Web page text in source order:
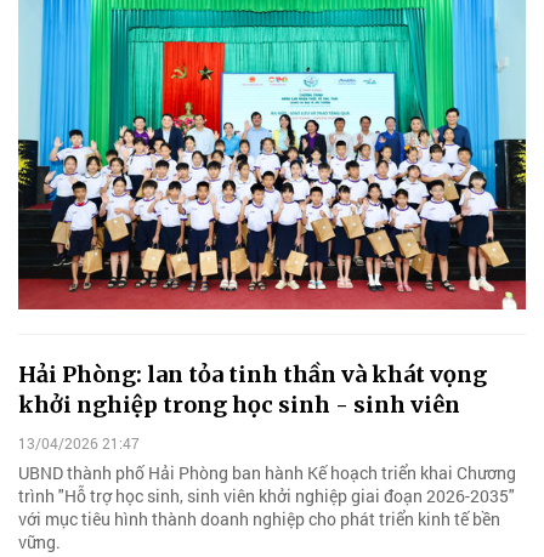
Hải Phòng: lan tỏa tinh thần và khát vọng
khởi nghiệp trong học sinh - sinh viên
13/04/2026 21:47
UBND thành phố Hải Phòng ban hành Kế hoạch triển khai Chương
trình "Hỗ trợ học sinh, sinh viên khởi nghiệp giai đoạn 2026-2035"
với mục tiêu hình thành doanh nghiệp cho phát triển kinh tế bền
vững.